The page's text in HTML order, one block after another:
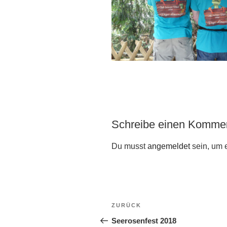
Schreibe einen
Du musstangemeldetsein, um
Beitragsnavigation
Vorheriger
Beitrag
ZURÜCK
Seerosenfest 2018